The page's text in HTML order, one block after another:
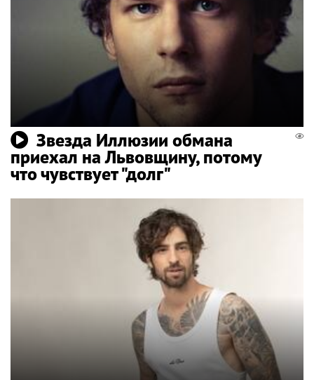
Звезда Иллюзии обмана
приехал на Львовщину, потому
что чувствует "долг"